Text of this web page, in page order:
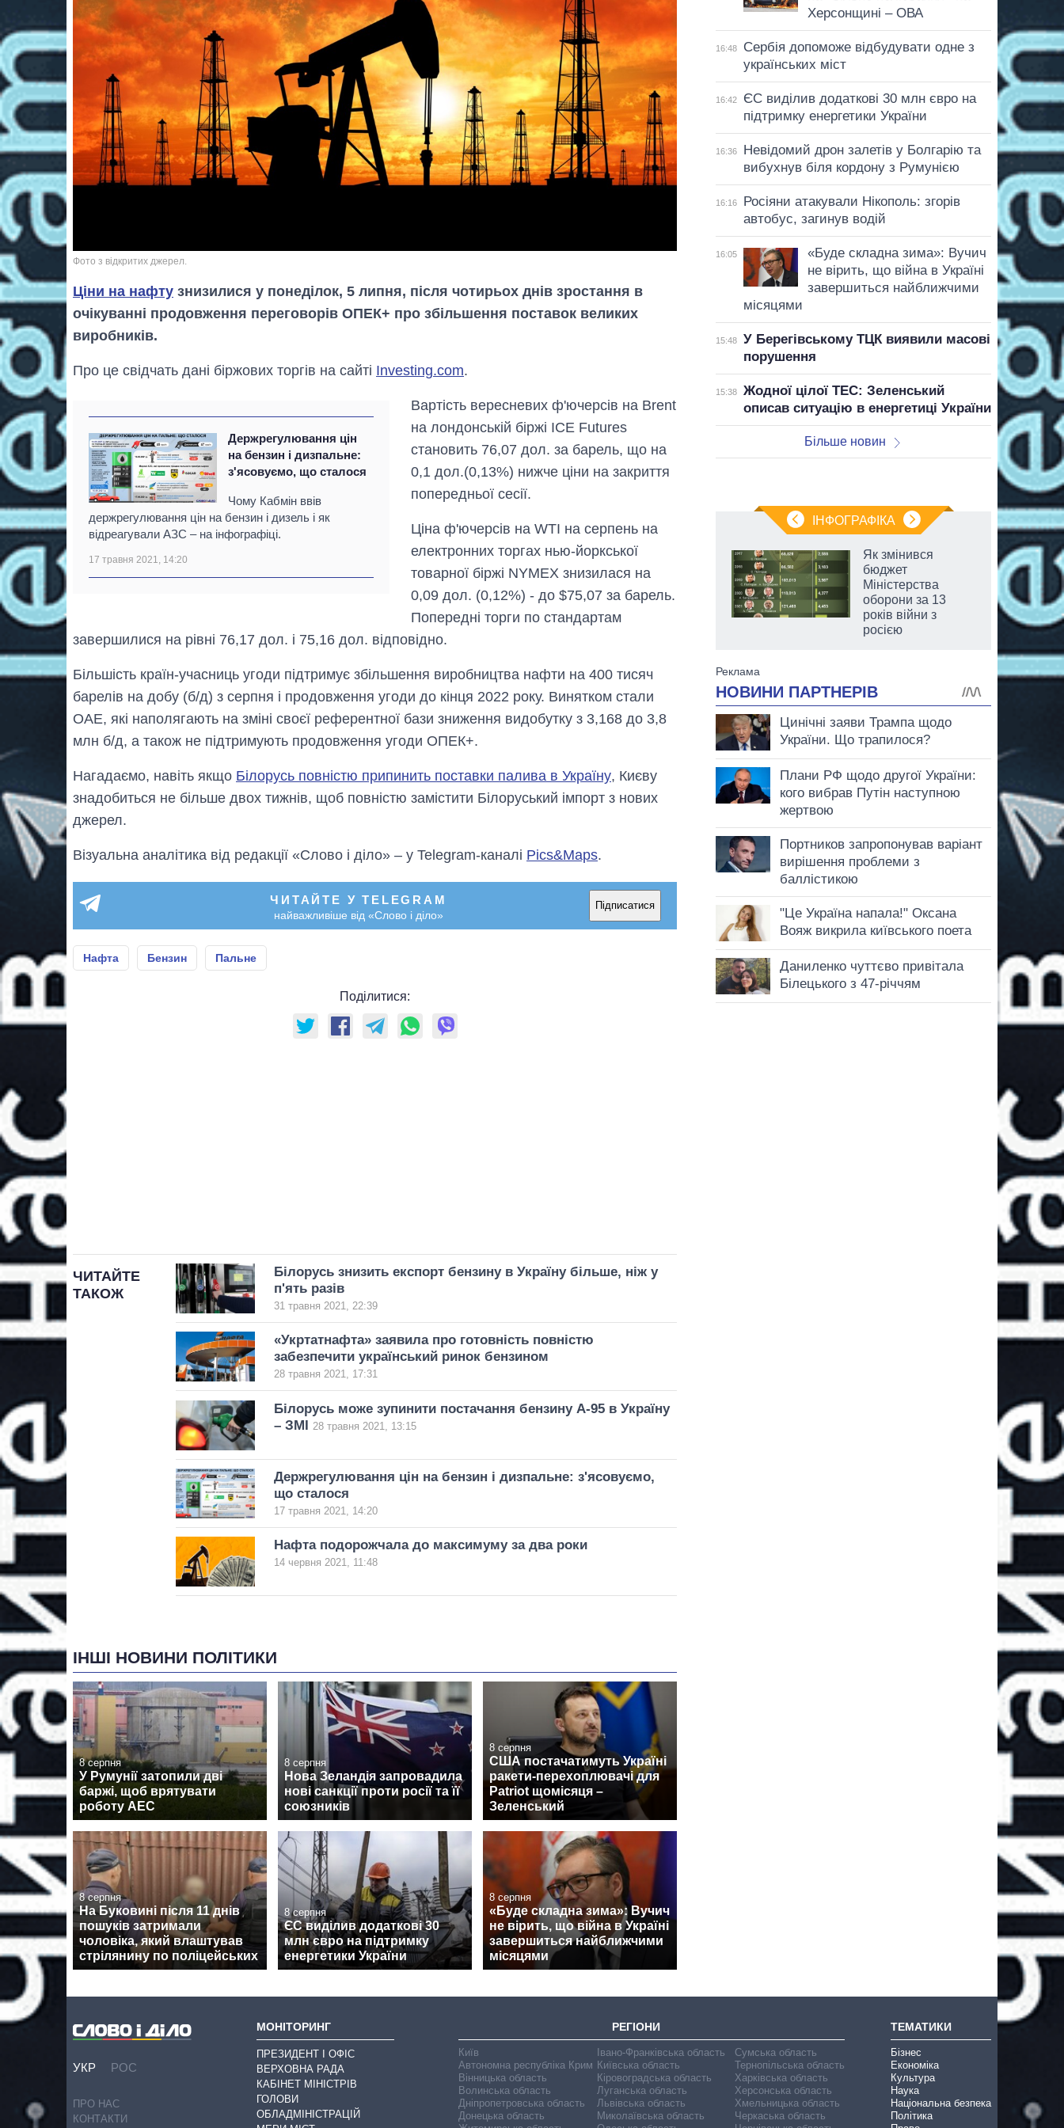
Фото з відкритих джерел.
Ціни на нафту знизилися у понеділок, 5 липня, після чотирьох днів зростання в
очікуванні продовження переговорів ОПЕК+ про збільшення поставок великих
виробників.
Про це свідчать дані біржових торгів на сайті Investing.com.
Держрегулювання цін
на бензин і дизпальне:
з'ясовуємо, що сталося
Чому Кабмін ввів
держрегулювання цін на бензин і дизель і як
відреагували АЗС – на інфографіці.
17 травня 2021, 14:20
Вартість вересневих ф'ючерсів на Brent
на лондонській біржі ICE Futures
становить 76,07 дол. за барель, що на
0,1 дол.(0,13%) нижче ціни на закриття
попередньої сесії.
Ціна ф'ючерсів на WTI на серпень на
електронних торгах нью-йоркської
товарної біржі NYMEX знизилася на
0,09 дол. (0,12%) - до $75,07 за барель.
Попередні торги по стандартам
завершилися на рівні 76,17 дол. і 75,16 дол. відповідно.
Більшість країн-учасниць угоди підтримує збільшення виробництва нафти на 400 тисяч
барелів на добу (б/д) з серпня і продовження угоди до кінця 2022 року. Винятком стали
ОАЕ, які наполягають на зміні своєї референтної бази зниження видобутку з 3,168 до 3,8
млн б/д, а також не підтримують продовження угоди ОПЕК+.
Нагадаємо, навіть якщо Білорусь повністю припинить поставки палива в Україну, Києву
знадобиться не більше двох тижнів, щоб повністю замістити Білоруський імпорт з нових
джерел.
Візуальна аналітика від редакції «Слово і діло» – у Telegram-каналі Pics&Maps.
ЧИТАЙТЕ У TELEGRAM
найважливіше від «Слово і діло»
Підписатися
Нафта Бензин Пальне
Поділитися:
ЧИТАЙТЕ
ТАКОЖ
Білорусь знизить експорт бензину в Україну більше, ніж у
п'ять разів
31 травня 2021, 22:39
«Укртатнафта» заявила про готовність повністю
забезпечити український ринок бензином
28 травня 2021, 17:31
Білорусь може зупинити постачання бензину А-95 в Україну
– ЗМІ 28 травня 2021, 13:15
Держрегулювання цін на бензин і дизпальне: з'ясовуємо,
що сталося
17 травня 2021, 14:20
Нафта подорожчала до максимуму за два роки
14 червня 2021, 11:48
ІНШІ НОВИНИ ПОЛІТИКИ
8 серпня
У Румунії затопили дві
баржі, щоб врятувати
роботу АЕС
8 серпня
Нова Зеландія запровадила
нові санкції проти росії та її
союзників
8 серпня
США постачатимуть Україні
ракети-перехоплювачі для
Patriot щомісяця –
Зеленський
8 серпня
На Буковині після 11 днів
пошуків затримали
чоловіка, який влаштував
стрілянину по поліцейських
8 серпня
ЄС виділив додаткові 30
млн євро на підтримку
енергетики України
8 серпня
«Буде складна зима»: Вучич
не вірить, що війна в Україні
завершиться найближчими
місяцями
Херсонщині – ОВА
16:48
Сербія допоможе відбудувати одне з
українських міст
16:42
ЄС виділив додаткові 30 млн євро на
підтримку енергетики України
16:36
Невідомий дрон залетів у Болгарію та
вибухнув біля кордону з Румунією
16:16
Росіяни атакували Нікополь: згорів
автобус, загинув водій
16:05
«Буде складна зима»: Вучич
не вірить, що війна в Україні
завершиться найближчими
місяцями
15:48
У Берегівському ТЦК виявили масові
порушення
15:38
Жодної цілої ТЕС: Зеленський
описав ситуацію в енергетиці України
Більше новин
ІНФОГРАФІКА
Дефіцит пам’яті:
як зріс попит на
роки і що
прогнозують на
2027-й
Як змінився
бюджет
Міністерства
оборони за 13
років війни з
росією
УКР РОС
ПРО НАС
КОНТАКТИ
МОНІТОРИНГ
ПРЕЗИДЕНТ І ОФІС
ВЕРХОВНА РАДА
КАБІНЕТ МІНІСТРІВ
ГОЛОВИ
ОБЛАДМІНІСТРАЦІЙ
РЕГІОНИ
Київ
Автономна республіка Крим
Вінницька область
Волинська область
Дніпропетровська область
Донецька область
Івано-Франківська область
Київська область
Кіровоградська область
Луганська область
Львівська область
Миколаївська область
Сумська область
Тернопільська область
Харківська область
Херсонська область
Хмельницька область
Черкаська область
ТЕМАТИКИ
Бізнес
Економіка
Культура
Наука
Національна безпека
Політика